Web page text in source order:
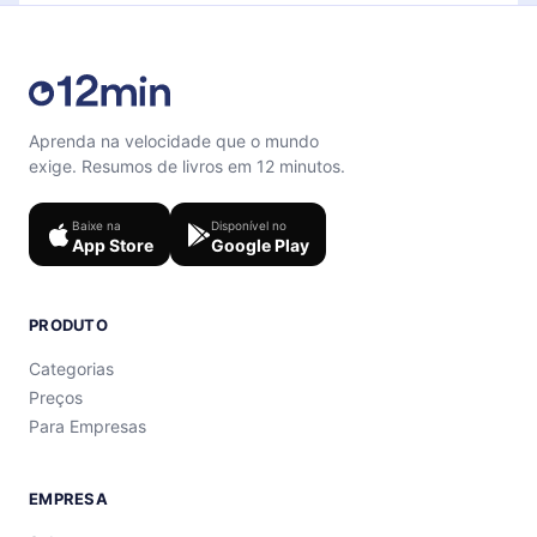
Aprenda na velocidade que o mundo
exige. Resumos de livros em 12 minutos.
Baixe na
App Store
Disponível no
Google Play
PRODUTO
Categorias
Preços
Para Empresas
EMPRESA